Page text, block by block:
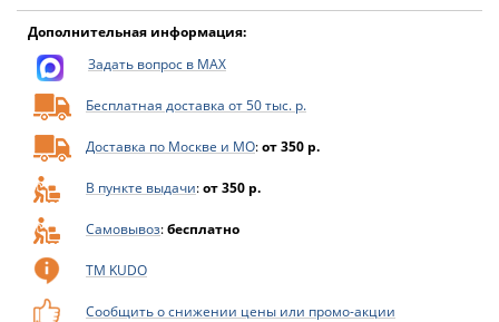
Дополнительная информация:
Задать вопрос в MAX
Бесплатная доставка от 50 тыс. р.
Доставка по Москве и МО:от 350 р.
В пункте выдачи:от 350 р.
Самовывоз:бесплатно
ТМ KUDO
Сообщить о снижении цены или промо-акции